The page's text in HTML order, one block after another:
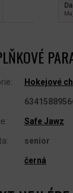
: Hokejové
: Safe Jawz
: senior
černá